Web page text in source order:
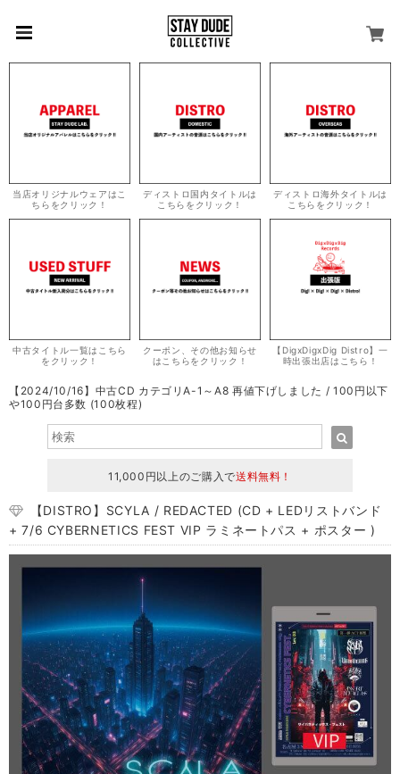
当店オリジナルウェアはこ
ちらをクリック！
ディストロ国内タイトルは
こちらをクリック！
ディストロ海外タイトルは
こちらをクリック！
中古タイトル一覧はこちら
をクリック！
クーポン、その他お知らせ
はこちらをクリック！
【DigxDigxDig Distro】一
時出張出店はこちら！
【2024/10/16】中古CD カテゴリA-1～A8 再値下げしました / 100円以下
や100円台多数 (100枚程)
11,000円以上のご購入で送料無料！
【DISTRO】SCYLA / REDACTED (CD + LEDリストバンド
+ 7/6 CYBERNETICS FEST VIP ラミネートパス + ポスター )